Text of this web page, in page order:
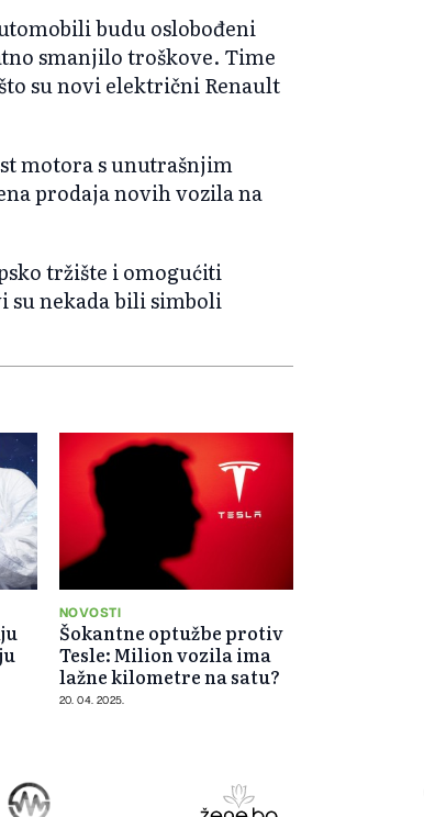
budu oslobođeni
smanjilo troškove. Time
su novi električni Renault
motora s unutrašnjim
prodaja novih vozila na
tržište i omogućiti
nekada bili simboli
NOVOSTI
Šokantne optužbe protiv
Tesle: Milion vozila ima
lažne kilometre na satu?
20. 04. 2025.